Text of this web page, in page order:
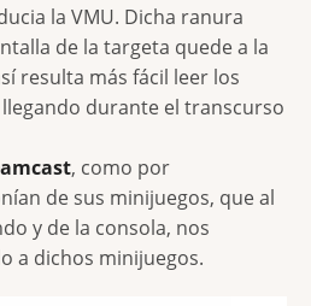
la VMU. Dicha ranura
de la targeta quede a la
resulta más fácil leer los
durante el transcurso
, como por
de sus minijuegos, que al
y de la consola, nos
a dichos minijuegos.